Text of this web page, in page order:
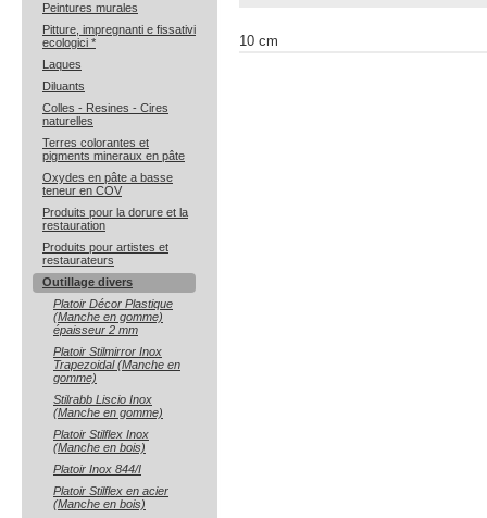
Peintures murales
Pitture, impregnanti e fissativi
ecologici *
Laques
Diluants
Colles - Resines - Cires
naturelles
Terres colorantes et
pigments mineraux en pâte
Oxydes en pâte a basse
teneur en COV
Produits pour la dorure et la
restauration
Produits pour artistes et
restaurateurs
Outillage divers
Platoir Décor Plastique
(Manche en gomme)
épaisseur 2 mm
Platoir Stilmirror Inox
Trapezoidal (Manche en
gomme)
Stilrabb Liscio Inox
(Manche en gomme)
Platoir Stilflex Inox
(Manche en bois)
Platoir Inox 844/I
Platoir Stilflex en acier
(Manche en bois)
10 cm